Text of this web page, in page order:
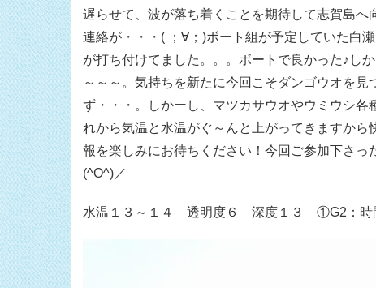
遅らせて、波が落ち着くことを期待して志賀島
連絡が・・・( ；∀；)ボート組が予定していた白
が打ち付けてました。。。ボートで良かった♪し
～～～。気持ちを新たに今回こそダンゴウオを
ず・・・。しかーし、マツカサウオやウミウシ各
れから気温と水温がぐ～んと上がってきますか
報を楽しみにお待ちください！今回ご参加下さ
(^O^)／
水温１３～１４ 透明度６ 深度１３ ①G2：時